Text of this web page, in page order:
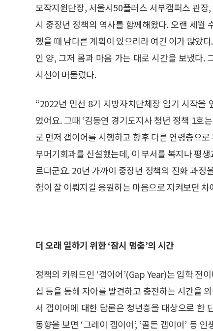
모작지원단장, 서울시50플러스 서부캠퍼스 관
시 중장년 정책의 역사를 함께해왔다. 오랜 세월
했을 때 남다른 계획이 있으리라 여긴 이가 많았
인 양, 그저 몸과 마음 가는 대로 시간을 보냈다.
시선이 머물렀다.
“2022년 민선 8기 지방자치단체장 임기 시작을
었어요. 그때 ‘김동연 경기도지사 청년 정책 1호
로 먼저 갭이어를 시행하고 향후 다른 연령층으
부머기회과를 신설했는데, 이 부서를 복지나 평
르더군요. 20년 가까이 중장년 정책의 진화 과정
험이 잘 이뤄지길 응원하는 마음으로 지켜보던
더 오래 일하기 위한 ‘잠시 멈춤’의 시간
정책의 키워드인 ‘갭이어’(Gap Year)는 입학 전
십 등을 통해 자아를 발견하고 충전하는 시간을
서 갭이어에 대한 담론은 청년층을 대상으로 한
동향을 보면 ‘그레이 갭이어’, ‘골든 갭이어’ 등